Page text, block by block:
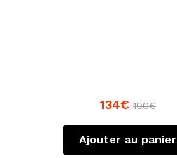
134€ 190€
Ajouter au panier